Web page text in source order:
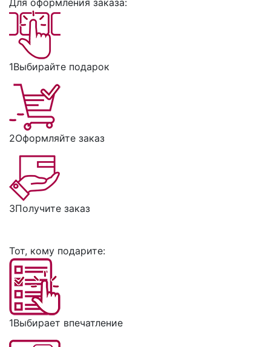
Для оформления заказа:
1Выбирайте подарок
2Оформляйте заказ
3Получите заказ
Тот, кому подарите:
1Выбирает впечатление